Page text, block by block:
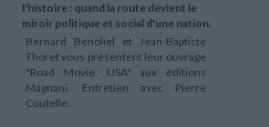
l'histoire : quand la route devient le
miroir politique et social d'une nation.
Bernard Bénoliel et Jean-Baptiste
Thoret vous présentent leur ouvrage
"Road Movie, USA" aux éditions
Magnani. Entretien avec Pierre
Coutelle.